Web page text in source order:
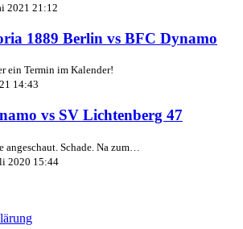
2021 21:12
1889 Berlin vs BFC Dynamo
ein Termin im Kalender!
14:43
vs SV Lichtenberg 47
angeschaut. Schade. Na zum…
2020 15:44